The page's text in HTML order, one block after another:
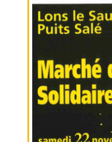
PHOTOS
CONTACT
TEMOIGNAGES